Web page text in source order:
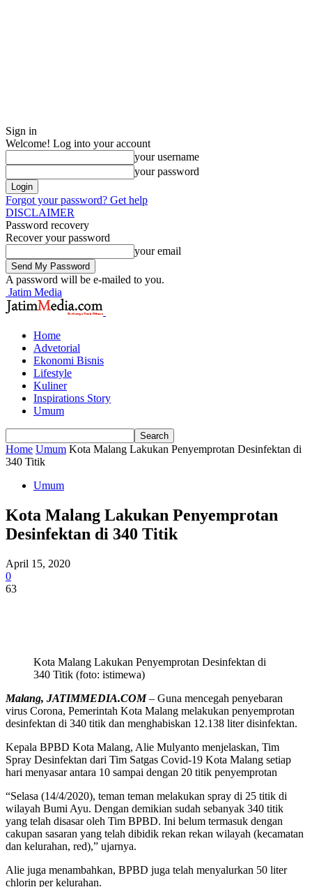
Sign in
Welcome! Log into your account
your username
your password
Forgot your password? Get help
DISCLAIMER
Password recovery
Recover your password
your email
A password will be e-mailed to you.
Jatim Media
Home
Advetorial
Ekonomi Bisnis
Lifestyle
Kuliner
Inspirations Story
Umum
Home Umum Kota Malang Lakukan Penyemprotan Desinfektan di
340 Titik
Umum
Kota Malang Lakukan Penyemprotan
Desinfektan di 340 Titik
April 15, 2020
0
63
Kota Malang Lakukan Penyemprotan Desinfektan di
340 Titik (foto: istimewa)
Malang, JATIMMEDIA.COM– Guna mencegah penyebaran
virus Corona, Pemerintah Kota Malang melakukan penyemprotan
desinfektan di 340 titik dan menghabiskan 12.138 liter disinfektan.
Kepala BPBD Kota Malang, Alie Mulyanto menjelaskan, Tim
Spray Desinfektan dari Tim Satgas Covid-19 Kota Malang setiap
hari menyasar antara 10 sampai dengan 20 titik penyemprotan
“Selasa (14/4/2020), teman teman melakukan spray di 25 titik di
wilayah Bumi Ayu. Dengan demikian sudah sebanyak 340 titik
yang telah disasar oleh Tim BPBD. Ini belum termasuk dengan
cakupan sasaran yang telah dibidik rekan rekan wilayah (kecamatan
dan kelurahan, red),” ujarnya.
Alie juga menambahkan, BPBD juga telah menyalurkan 50 liter
chlorin per kelurahan.